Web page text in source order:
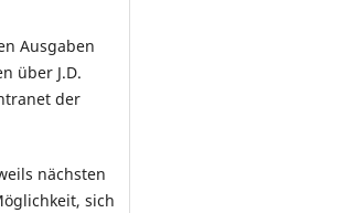
Ausgaben
über J.D.
der
nächsten
sich